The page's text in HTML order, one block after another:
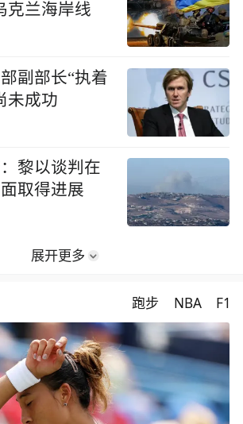
克兰海岸线
副部长“执着
未成功
黎以谈判在
取得进展
展开更多
跑步 NBA F1